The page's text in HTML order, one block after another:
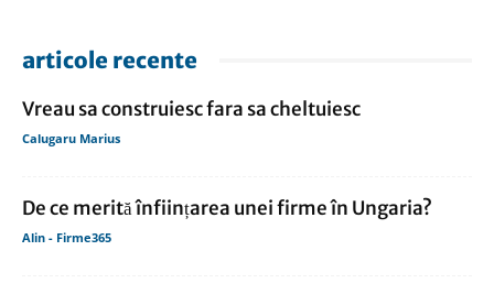
articole recente
Vreau sa construiesc fara sa cheltuiesc
Calugaru Marius
De ce merită înființarea unei firme în Ungaria?
Alin - Firme365